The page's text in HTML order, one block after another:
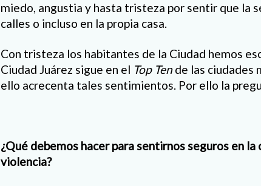
miedo, angustia y hasta tristeza por sentir que la
calles o incluso en la propia casa.
Con tristeza los habitantes de la Ciudad hemos
Ciudad Juárez sigue en el Top Tende las ciudades
ello acrecenta tales sentimientos. Por ello la
¿Qué debemos hacer para sentirnos seguros en
violencia?